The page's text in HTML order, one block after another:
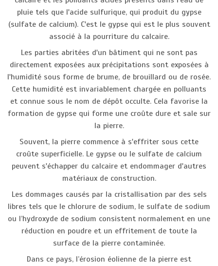
pluie tels que l'acide sulfurique, qui produit du gypse
(sulfate de calcium). C'est le gypse qui est le plus souvent
associé à la pourriture du calcaire.
Les parties abritées d'un bâtiment qui ne sont pas
directement exposées aux précipitations sont exposées à
l'humidité sous forme de brume, de brouillard ou de rosée.
Cette humidité est invariablement chargée en polluants
et connue sous le nom de dépôt occulte. Cela favorise la
formation de gypse qui forme une croûte dure et sale sur
la pierre.
Souvent, la pierre commence à s'effriter sous cette
croûte superficielle. Le gypse ou le sulfate de calcium
peuvent s'échapper du calcaire et endommager d'autres
matériaux de construction.
Les dommages causés par la cristallisation par des sels
libres tels que le chlorure de sodium, le sulfate de sodium
ou l’hydroxyde de sodium consistent normalement en une
réduction en poudre et un effritement de toute la
surface de la pierre contaminée.
Dans ce pays, l’érosion éolienne de la pierre est